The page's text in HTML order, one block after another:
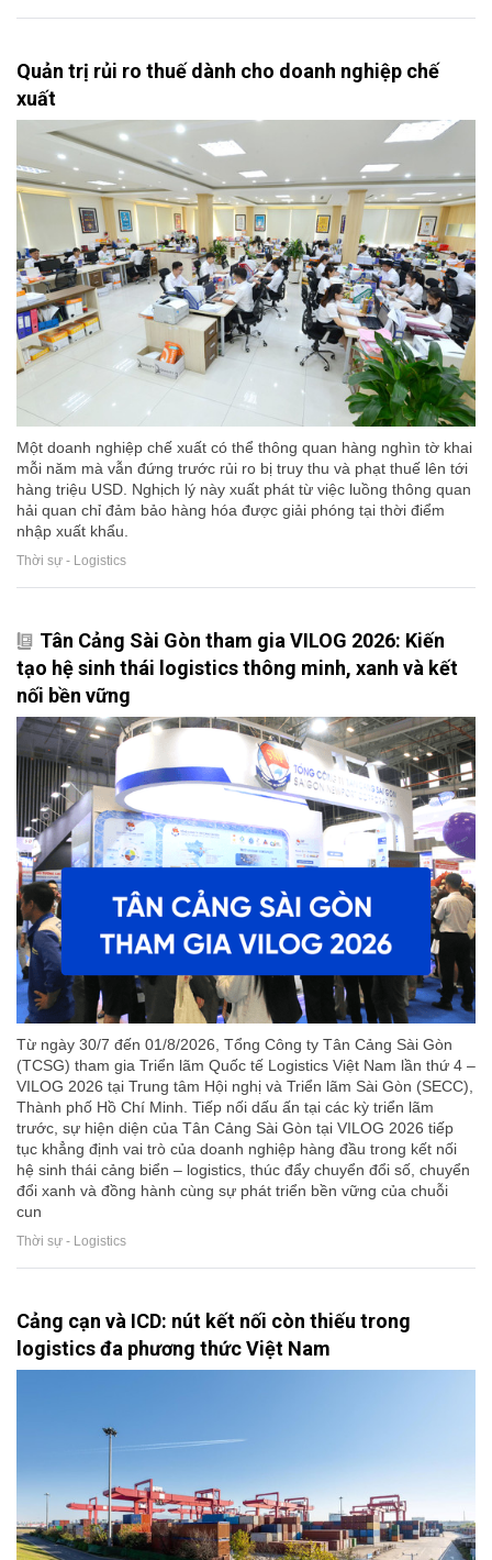
Quản trị rủi ro thuế dành cho doanh nghiệp chế
xuất
Một doanh nghiệp chế xuất có thể thông quan hàng nghìn tờ khai
mỗi năm mà vẫn đứng trước rủi ro bị truy thu và phạt thuế lên tới
hàng triệu USD. Nghịch lý này xuất phát từ việc luồng thông quan
hải quan chỉ đảm bảo hàng hóa được giải phóng tại thời điểm
nhập xuất khẩu.
Thời sự - Logistics
Tân Cảng Sài Gòn tham gia VILOG 2026: Kiến
tạo hệ sinh thái logistics thông minh, xanh và kết
nối bền vững
Từ ngày 30/7 đến 01/8/2026, Tổng Công ty Tân Cảng Sài Gòn
(TCSG) tham gia Triển lãm Quốc tế Logistics Việt Nam lần thứ 4 –
VILOG 2026 tại Trung tâm Hội nghị và Triển lãm Sài Gòn (SECC),
Thành phố Hồ Chí Minh. Tiếp nối dấu ấn tại các kỳ triển lãm
trước, sự hiện diện của Tân Cảng Sài Gòn tại VILOG 2026 tiếp
tục khẳng định vai trò của doanh nghiệp hàng đầu trong kết nối
hệ sinh thái cảng biển – logistics, thúc đẩy chuyển đổi số, chuyển
đổi xanh và đồng hành cùng sự phát triển bền vững của chuỗi
cun
Thời sự - Logistics
Cảng cạn và ICD: nút kết nối còn thiếu trong
logistics đa phương thức Việt Nam